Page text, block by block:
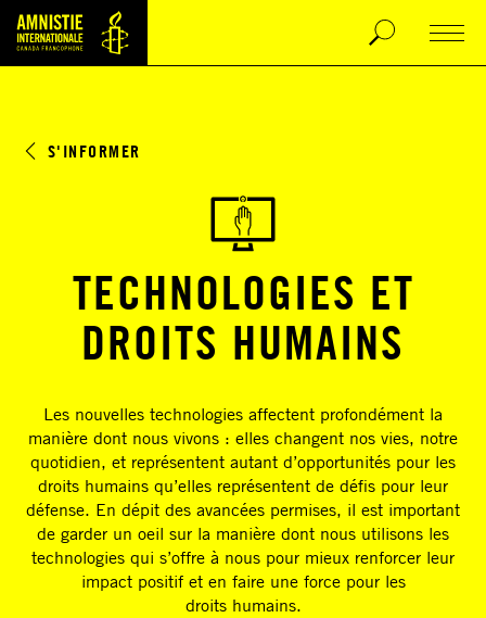
S'INFORMER
TECHNOLOGIES ET
DROITS HUMAINS
Les nouvelles technologies affectent profondément la
manière dont nous vivons : elles changent nos vies, notre
quotidien, et représentent autant d’opportunités pour les
droits humains qu’elles représentent de défis pour leur
défense. En dépit des avancées permises, il est important
de garder un oeil sur la manière dont nous utilisons les
technologies qui s’offre à nous pour mieux renforcer leur
impact positif et en faire une force pour les
droits humains.